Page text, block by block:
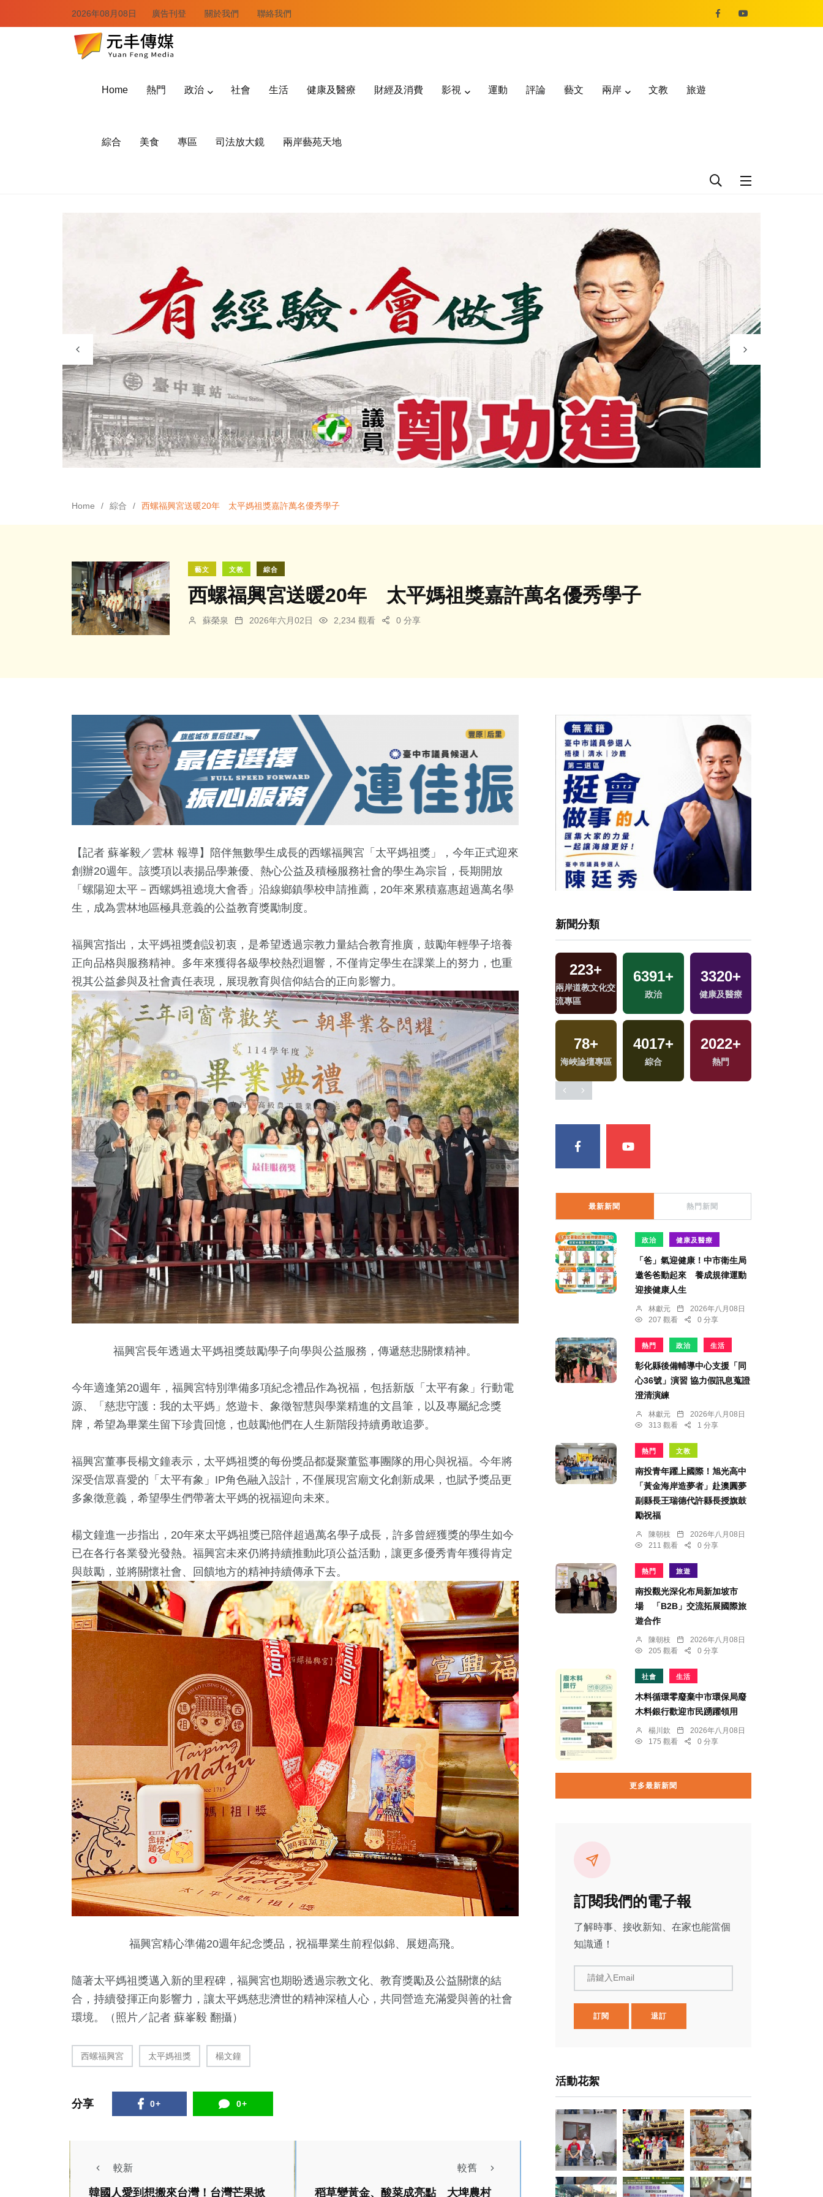
2026年08月08日 廣告刊登 關於我們 聯絡我們
Home 熱門 政治 社會 生活 健康及醫療 財經及消費 影視 運動 評論 藝文 兩岸 文教 旅遊
綜合 美食 專區 司法放大鏡 兩岸藝苑天地
Home 綜合 西螺福興宮送暖20年 太平媽祖獎嘉許萬名優秀學子
藝文 文教 綜合
西螺福興宮送暖20年 太平媽祖獎嘉許萬名優秀學子
蘇榮泉 2026年六月02日 2,234 觀看 0 分享
【記者 蘇峯毅／雲林 報導】陪伴無數學生成長的西螺福興宮「太平媽祖獎」，今年正式迎來
創辦20週年。該獎項以表揚品學兼優、熱心公益及積極服務社會的學生為宗旨，長期開放
「螺陽迎太平－西螺媽祖遶境大會香」沿線鄉鎮學校申請推薦，20年來累積嘉惠超過萬名學
生，成為雲林地區極具意義的公益教育獎勵制度。
福興宮指出，太平媽祖獎創設初衷，是希望透過宗教力量結合教育推廣，鼓勵年輕學子培養
正向品格與服務精神。多年來獲得各級學校熱烈迴響，不僅肯定學生在課業上的努力，也重
視其公益參與及社會責任表現，展現教育與信仰結合的正向影響力。
福興宮長年透過太平媽祖獎鼓勵學子向學與公益服務，傳遞慈悲關懷精神。
今年適逢第20週年，福興宮特別準備多項紀念禮品作為祝福，包括新版「太平有象」行動電
源、「慈悲守護：我的太平媽」悠遊卡、象徵智慧與學業精進的文昌筆，以及專屬紀念獎
牌，希望為畢業生留下珍貴回憶，也鼓勵他們在人生新階段持續勇敢追夢。
福興宮董事長楊文鐘表示，太平媽祖獎的每份獎品都凝聚董監事團隊的用心與祝福。今年將
深受信眾喜愛的「太平有象」IP角色融入設計，不僅展現宮廟文化創新成果，也賦予獎品更
多象徵意義，希望學生們帶著太平媽的祝福迎向未來。
楊文鐘進一步指出，20年來太平媽祖獎已陪伴超過萬名學子成長，許多曾經獲獎的學生如今
已在各行各業發光發熱。福興宮未來仍將持續推動此項公益活動，讓更多優秀青年獲得肯定
與鼓勵，並將關懷社會、回饋地方的精神持續傳承下去。
福興宮精心準備20週年紀念獎品，祝福畢業生前程似錦、展翅高飛。
隨著太平媽祖獎邁入新的里程碑，福興宮也期盼透過宗教文化、教育獎勵及公益關懷的結
合，持續發揮正向影響力，讓太平媽慈悲濟世的精神深植人心，共同營造充滿愛與善的社會
環境。（照片／記者 蘇峯毅 翻攝）
西螺福興宮 太平媽祖獎 楊文鐘
分享 0+ 0+
較新
韓國人愛到想搬來台灣！台灣芒果掀
較舊
稻草變黃金、酸菜成亮點 大埤農村
新聞分類
196+
2024立委選戰
403+
兩岸
2903+
財經及消費
88+
2024總統大選
7987 8 +
2023金鐘獎
9507 +
生活
124
司法放大鏡 演唱會
2386 +
旅遊
3924+
文教
9
兩岸藝苑天地
223+
兩岸道教文化交
流專區
6391+
政治
3320+
健康及醫療
78+
海峽論壇專區
4017+
綜合
2022+
熱門
最新新聞 熱門新聞
政治 健康及醫療
「爸」氣迎健康！中市衛生局
邀爸爸動起來 養成規律運動
迎接健康人生
林獻元
2026年八月08日
207 觀看
0 分享
熱門 政治 生活
彰化縣後備輔導中心支援「同
心36號」演習 協力假訊息蒐證
澄清演練
林獻元
2026年八月08日
313 觀看
1 分享
熱門 文教
南投青年躍上國際！旭光高中
「黃金海岸造夢者」赴澳圓夢
副縣長王瑞德代許縣長授旗鼓
勵祝福
陳朝枝
2026年八月08日
211 觀看
0 分享
熱門 旅遊
南投觀光深化布局新加坡市
場 「B2B」交流拓展國際旅
遊合作
陳朝枝
2026年八月08日
205 觀看
0 分享
社會 生活
木料循環零廢棄中市環保局廢
木料銀行歡迎市民踴躍領用
楊川欽
2026年八月08日
175 觀看
0 分享
更多最新新聞
訂閱我們的電子報
了解時事、接收新知、在家也能當個
知識通！
請鍵入Email
訂閱 退訂
活動花絮